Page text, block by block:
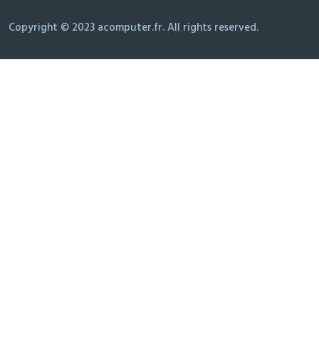
Copyright © 2023 acomputer.fr. All rights reserved.